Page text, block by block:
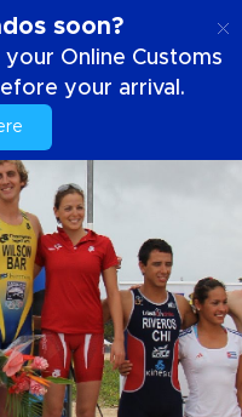
soon?
Online Customs
your arrival.